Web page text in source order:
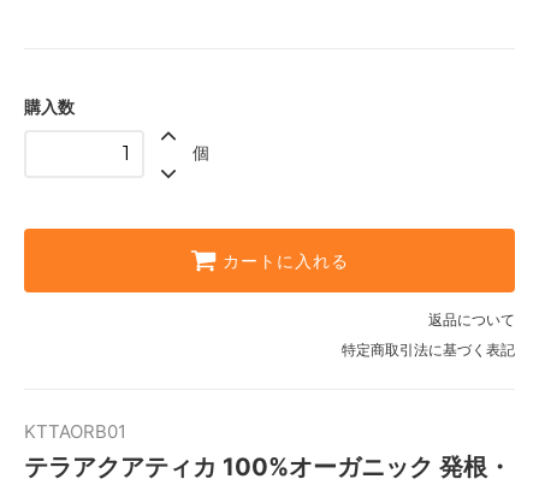
購入数
個
カートに入れる
返品について
特定商取引法に基づく表記
KTTAORB01
テラアクアティカ 100%オーガニック 発根・